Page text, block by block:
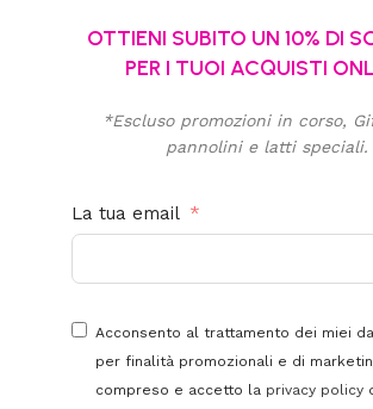
OTTIENI SUBITO UN 10% DI
PER I TUOI ACQUISTI
*Escluso promozioni in corso,
pannolini e latti speciali.
La tua email
Acconsento al trattamento dei miei
per finalità promozionali e di
compreso e accetto la privacy policy